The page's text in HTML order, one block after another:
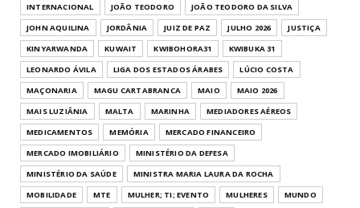
INTERNACIONAL
JOÃO TEODORO
JOÃO TEODORO DA SILVA
JOHN AQUILINA
JORDÂNIA JUIZ DE PAZ JULHO 2026
JUSTIÇA
KINYARWANDA
KUWAIT KWIBOHORA31
KWIBUKA 31
LEONARDO ÁVILA
LIGA DOS ESTADOS ÁRABES
LÚCIO COSTA
MAÇONARIA
MAGU CARTABRANCA MAIO
MAIO 2026
MAIS LUZIÂNIA
MALTA MARINHA
MEDIADORES AÉREOS
MEDICAMENTOS
MEMÓRIA
MERCADO FINANCEIRO
MERCADO IMOBILIÁRIO
MINISTÉRIO DA DEFESA
MINISTÉRIO DA SAÚDE
MINISTRA MARIA LAURA DA ROCHA
MOBILIDADE
MTE MULHER; TI; EVENTO MULHERES
MUNDO